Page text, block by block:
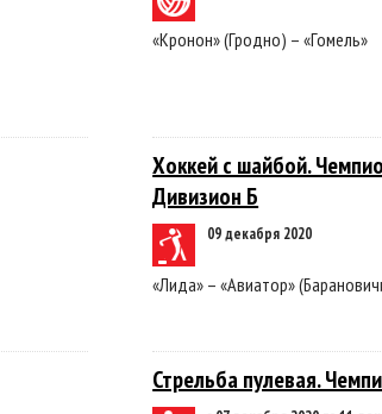
«Кронон» (Гродно) – «Гомель»
Хоккей с шайбой.
Дивизион Б
09 декабря 2020
«Лида» – «Авиатор»
Стрельба пулевая.